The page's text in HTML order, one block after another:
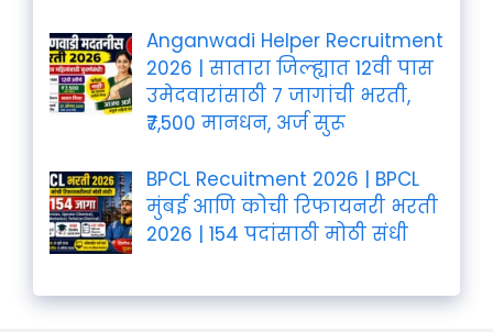
Anganwadi Helper Recruitment
2026 | सातारा जिल्ह्यात 12वी पास
उमेदवारांसाठी 7 जागांची भरती,
₹7,500 मानधन, अर्ज सुरू
BPCL Recuitment 2026 | BPCL
मुंबई आणि कोची रिफायनरी भरती
2026 | 154 पदांसाठी मोठी संधी